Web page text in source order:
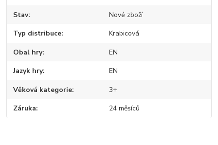
Stav Nové zboží
Typ distribuce Krabicová
Obal hry EN
Jazyk hry EN
Věková kategorie 3+
Záruka 24 měsíců